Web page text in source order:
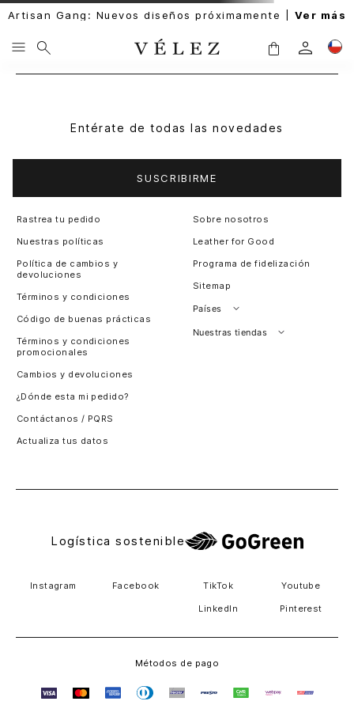
Artisan Gang: Nuevos diseños próximamente | Ver más
Entérate de todas las novedades
SUSCRIBIRME
Rastrea tu pedido
Nuestras políticas
Política de cambios y
devoluciones
Términos y condiciones
Código de buenas prácticas
Términos y condiciones
promocionales
Cambios y devoluciones
¿Dónde esta mi pedido?
Contáctanos / PQRS
Actualiza tus datos
Sobre nosotros
Leather for Good
Programa de fidelización
Sitemap
Países
Perú
Nuestras tiendas
Logística sostenible
Instagram Facebook TikTok Youtube
LinkedIn Pinterest
Métodos de pago